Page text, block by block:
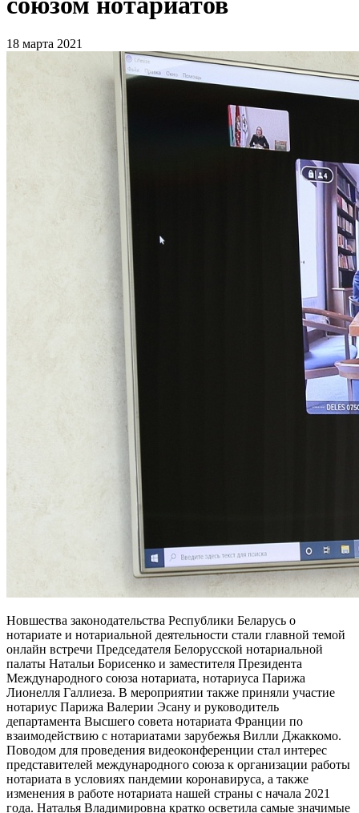
18 марта 2021
Новшества законодательства Республики Беларусь о
нотариате и нотариальной деятельности стали главной темой
онлайн встречи Председателя Белорусской нотариальной
палаты Натальи Борисенко и заместителя Президента
Международного союза нотариата, нотариуса Парижа
Лионелля Галлиеза. В мероприятии также приняли участие
нотариус Парижа Валерии Эсану и руководитель
департамента Высшего совета нотариата Франции по
взаимодействию с нотариатами зарубежья Вилли Джаккомо.
Поводом для проведения видеоконференции стал интерес
представителей международного союза к организации работы
нотариата в условиях пандемии коронавируса, а также
изменения в работе нотариата нашей страны с начала 2021
года. Наталья Владимировна кратко осветила самые значимые